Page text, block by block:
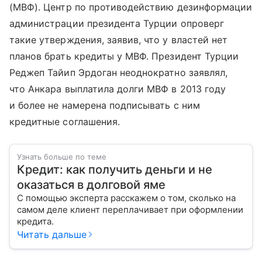
(МВФ). Центр по противодействию дезинформации
администрации президента Турции опроверг
такие утверждения, заявив, что у властей нет
планов брать кредиты у МВФ. Президент Турции
Реджеп Тайип Эрдоган неоднократно заявлял,
что Анкара выплатила долги МВФ в 2013 году
и более не намерена подписывать с ним
кредитные соглашения.
Узнать больше по теме
Кредит: как получить деньги и не
оказаться в долговой яме
С помощью эксперта расскажем о том, сколько на
самом деле клиент переплачивает при оформлении
кредита.
Читать дальше